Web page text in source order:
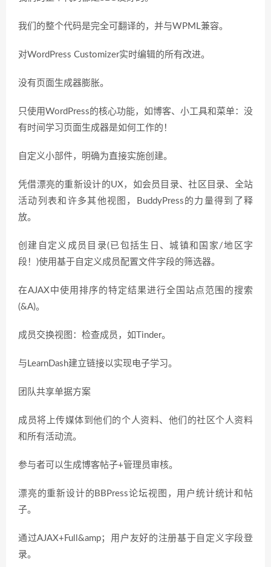
我们的整个代码是完全可翻译的，并与WPML兼容。
对WordPress Customizer实时编辑的所有改进。
没有页面生成器膨胀。
只使用WordPress的核心功能，如博客、小工具和菜单：没
有时间学习页面生成器是如何工作的！
自定义小部件，明确为直接实施创建。
凭借漂亮的重新设计的UX，如会员目录、社区目录、全站
活动列表和许多其他视图，BuddyPress的力量得到了释
放。
创建自定义成员目录(已包括生日、城镇和国家/地区字
段！)使用基于自定义成员配置文件字段的筛选器。
在AJAX中使用排序的特定结果进行全国站点范围的搜索
(&A)。
成员交换视图：检查成员，如Tinder。
与LearnDash建立链接以实现电子学习。
团队共享单据方案
成员将上传媒体到他们的个人资料、他们的社区个人资料
和所有活动流。
参与者可以生成博客帖子+管理员审核。
漂亮的重新设计的BBPress论坛视图，用户统计统计和帖
子。
通过AJAX+Full&amp；用户友好的注册基于自定义字段登
录。